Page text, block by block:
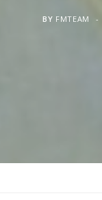
BY FMTEAM